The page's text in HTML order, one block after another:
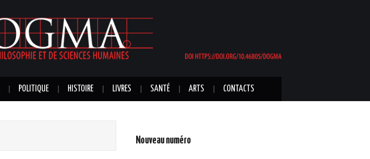
POLITIQUE HISTOIRE LIVRES SANTÉ ARTS CONTACTS
Nouveau numéro